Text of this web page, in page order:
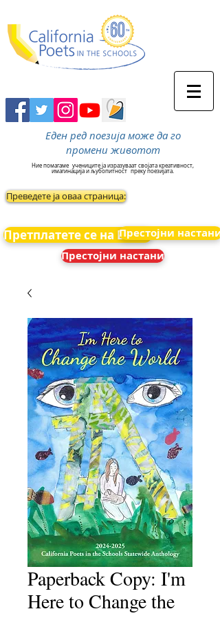
Еден ред поезија може да го
промени животот
Ние помагаме учениците ја изразуваат својата креативност,
имагинација и љубопитност преку поезијата.
Преведете ја оваа страница:
Претплатете се на ВестиПрестојни настани
Престојни настани
Paperback Copy: I'm
Here to Change the